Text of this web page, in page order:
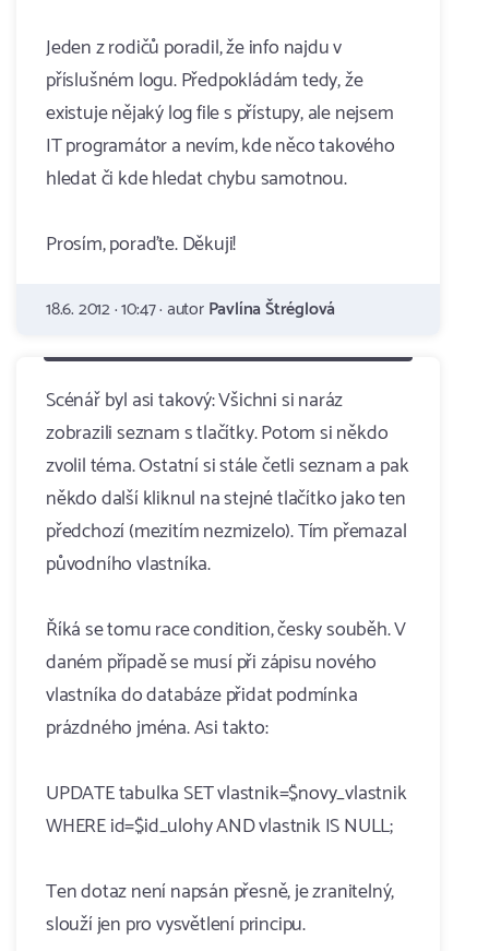
Jeden z rodičů poradil, že info najdu v
příslušném logu. Předpokládám tedy, že
existuje nějaký log file s přístupy, ale nejsem
IT programátor a nevím, kde něco takového
hledat či kde hledat chybu samotnou.
Prosím, poraďte. Děkuji!
18.6. 2012 · 10:47 · autorPavlína Štréglová
Scénář byl asi takový: Všichni si naráz
zobrazili seznam s tlačítky. Potom si někdo
zvolil téma. Ostatní si stále četli seznam a pak
někdo další kliknul na stejné tlačítko jako ten
předchozí (mezitím nezmizelo). Tím přemazal
původního vlastníka.
Říká se tomu race condition, česky souběh. V
daném případě se musí při zápisu nového
vlastníka do databáze přidat podmínka
prázdného jména. Asi takto:
UPDATE tabulka SET vlastnik=$novy_vlastnik
WHERE id=$id_ulohy AND vlastnik IS NULL;
Ten dotaz není napsán přesně, je zranitelný,
slouží jen pro vysvětlení principu.